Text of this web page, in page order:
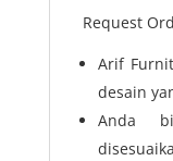
Request
Arif
desain
Anda